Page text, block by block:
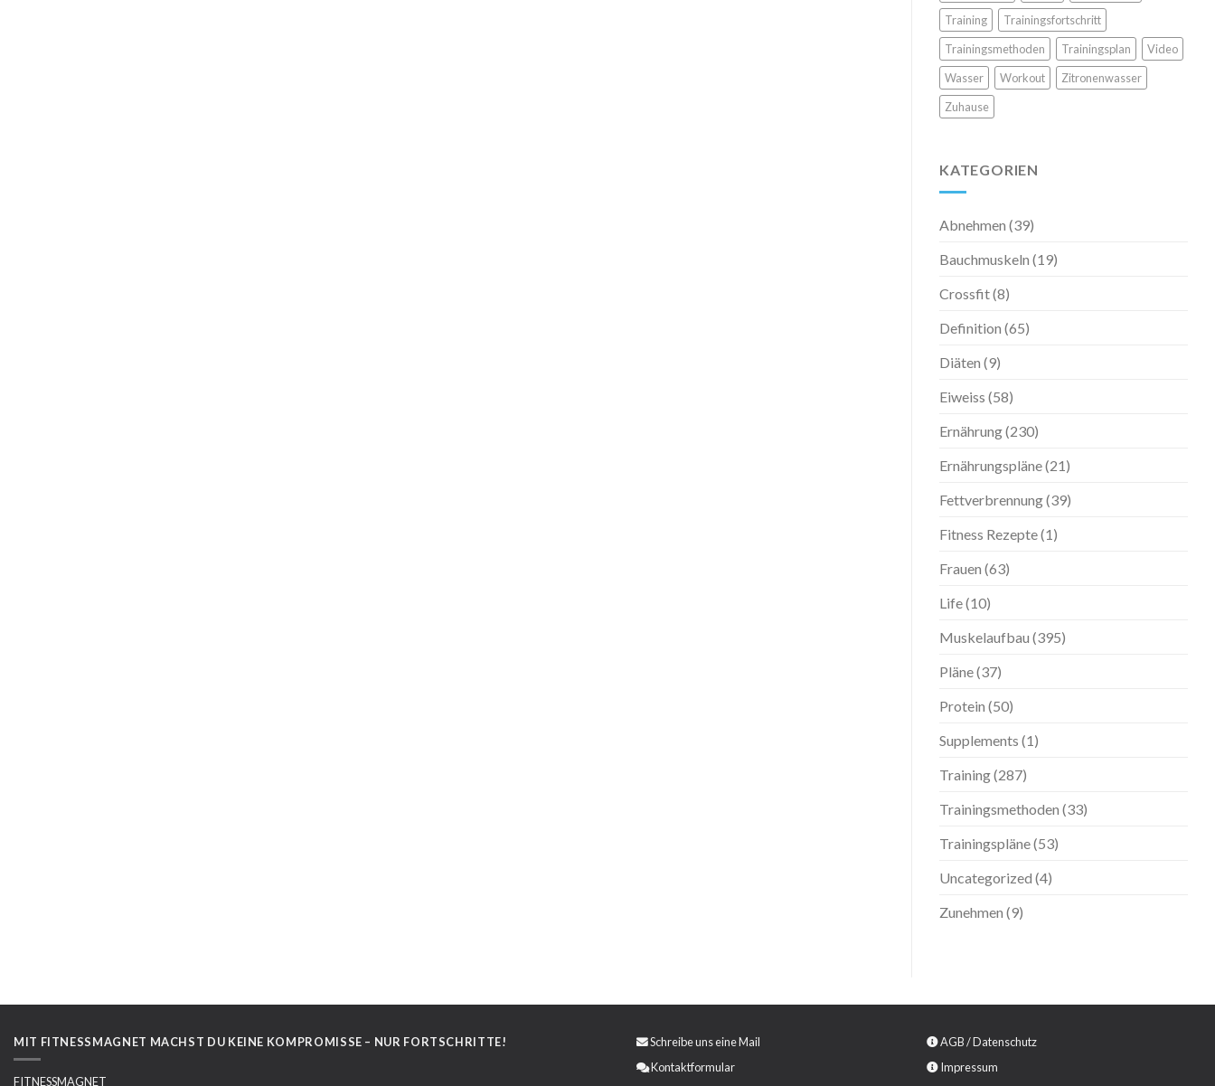
Training
Trainingsfortschritt
Trainingsmethoden
Trainingsplan
Video
Wasser
Workout
Zitronenwasser
Zuhause
KATEGORIEN
Abnehmen (39)
Bauchmuskeln (19)
Crossfit(8)
Definition (65)
Diäten (9)
Eiweiss (58)
Ernährung(230)
Ernährungspläne(21)
Fettverbrennung(39)
Fitness Rezepte(1)
Frauen (63)
Life(10)
Muskelaufbau (395)
Pläne(37)
Protein (50)
Supplements (1)
Training(287)
Trainingsmethoden (33)
Trainingspläne(53)
Uncategorized (4)
Zunehmen (9)
MIT FITNESSMAGNET MACHST DU KEINE KOMPROMISSE – NUR FORTSCHRITTE!
FITNESSMAGNET
Schreibe uns eineMail
Kontaktformular
AGB/Datenschutz
Impressum